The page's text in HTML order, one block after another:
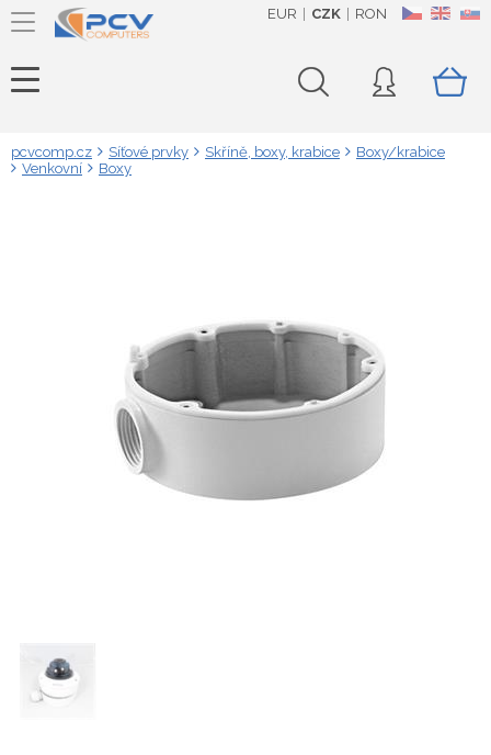
CZ EN SK
EUR CZK RON
pcvcomp.cz Síťové prvky Skříně, boxy, krabice
Boxy/krabice
Venkovní
Boxy